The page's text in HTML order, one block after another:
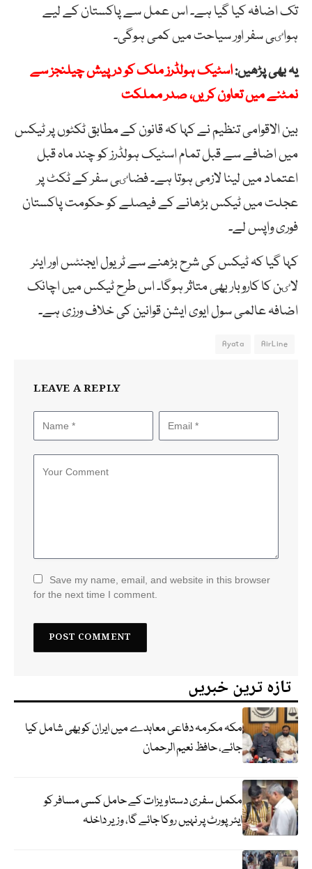
تک اضافہ کیا گیا ہے۔ اس عمل سے پاکستان کے لیے
ہواٸی سفر اور سیاحت میں کمی ہوگی۔
یہ بھی پڑھیں:اسٹیک ہولڈرز ملک کو درپیش چیلنجز سے
نمٹنے میں تعاون کریں، صدر مملکت
بین الاقوامی تنظیم نے کہا کہ قانون کے مطابق ٹکٹوں پر ٹیکس
میں اضافے سے قبل تمام اسٹیک ہولڈرز کو چند ماہ قبل
اعتماد میں لینا لازمی ہوتا ہے۔ فضاٸی سفر کے ٹکٹ پر
عجلت میں ٹیکس بڑھانے کے فیصلے کو حکومت پاکستان
فوری واپس لے۔
کہا گیا کہ ٹیکس کی شرح بڑھنے سے ٹریول ایجنٹس اور ایئر
لاٸن کا کاروبار بھی متاثر ہوگا۔ اس طرح ٹیکس میں اچانک
اضافہ عالمی سول ایوی ایشن قوانین کی خلاف ورزی ہے۔
AirLine
Ayata
LEAVE A REPLY
Save my name, email, and website in this browser
for the next time I comment.
تازہ ترین خبریں
مکہ مکرمہ دفاعی معاہدے میں ایران کو بھی شامل کیا
جائے، حافظ نعیم الرحمان
مکمل سفری دستاویزات کے حامل کسی مسافر کو
ایئرپورٹ پر نہیں روکا جائے گا، وزیر داخلہ